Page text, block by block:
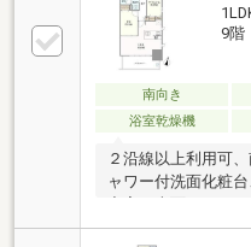
9階
南向き
浴室乾燥機
２沿線以上利用可
ャワー付洗面化粧
宅配ボックス、駐